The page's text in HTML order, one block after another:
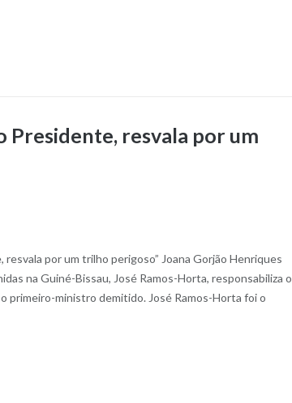
Presidente, resvala por um
por um trilho perigoso” Joana Gorjão Henriques
na Guiné-Bissau, José Ramos-Horta, responsabiliza o
primeiro-ministro demitido. José Ramos-Horta foi o